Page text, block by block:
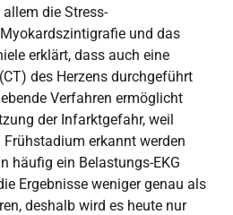
die Stress-
und das
erklärt, dass auch eine
des Herzens durchgeführt
Verfahren ermöglicht
der Infarktgefahr, weil
Frühstadium erkannt werden
häufig ein Belastungs-EKG
Ergebnisse weniger genau als
deshalb wird es heute nur